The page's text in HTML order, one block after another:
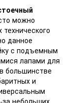
можно
данное
с подъемным
лапами для
большинстве
и